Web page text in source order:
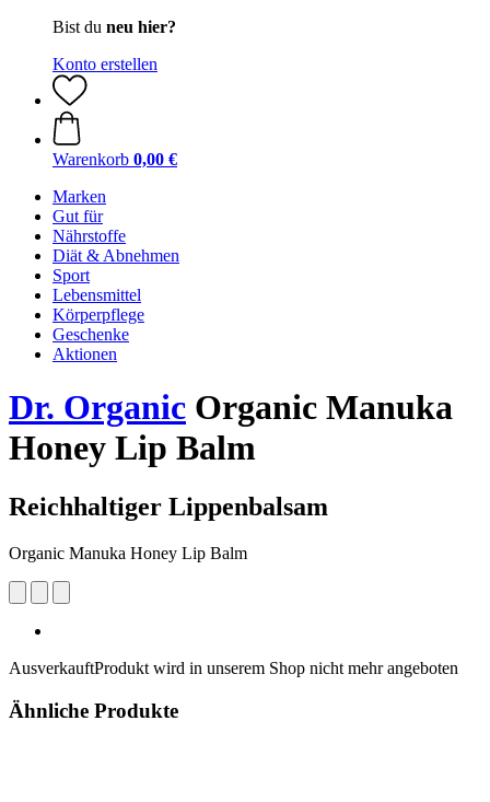
Bist du neu hier?
Konto erstellen
Warenkorb 0,00 €
Marken
Gut für
Nährstoffe
Diät & Abnehmen
Sport
Lebensmittel
Körperpflege
Geschenke
Aktionen
Dr. Organic Organic Manuka
Honey Lip Balm
Reichhaltiger Lippenbalsam
Organic Manuka Honey Lip Balm
AusverkauftProdukt wird in unserem Shop nicht mehr angeboten
Ähnliche Produkte